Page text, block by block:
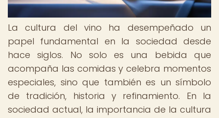
La cultura del vino ha desempeñado un
papel fundamental en la sociedad desde
hace siglos. No solo es una bebida que
acompaña las comidas y celebra momentos
especiales, sino que también es un símbolo
de tradición, historia y refinamiento. En la
sociedad actual, la importancia de la cultura